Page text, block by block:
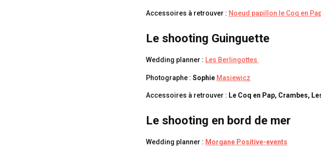
Accessoires à retrouver : Noeud papillon le Coq en
Le shooting Guinguette
Wedding planner : Les Berlingottes
Photographe : Sophie Masiewicz
Accessoires à retrouver : Le Coq en Pap, Crambes,
Le shooting en bord de mer
Wedding planner : Morgane Positive-events